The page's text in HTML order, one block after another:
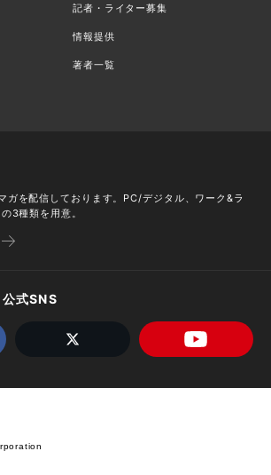
記者・ライター募集
情報提供
著者一覧
ガを配信しております。PC/デジタル、ワーク&ラ
3種類を用意。
式SNS